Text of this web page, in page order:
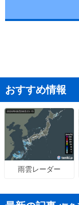
おすすめ情報
雨雲レーダー